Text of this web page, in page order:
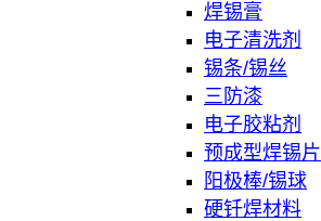
焊锡膏
电子清洗剂
锡条/锡丝
三防漆
电子胶粘剂
预成型焊锡片
阳极棒/锡球
硬钎焊材料